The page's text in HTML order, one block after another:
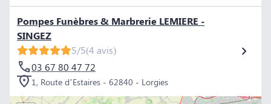
Pompes Funèbres & Marbrerie LEMIERE -
SINGEZ
5/5(4 avis)
03 67 80 47 72
1, Route d’Estaires - 62840 - Lorgies